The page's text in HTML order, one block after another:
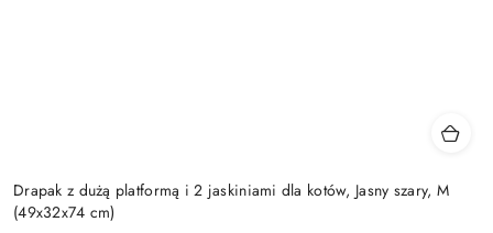
Drapak z dużą platformą i 2 jaskiniami dla kotów, Jasny szary, M
(49x32x74 cm)